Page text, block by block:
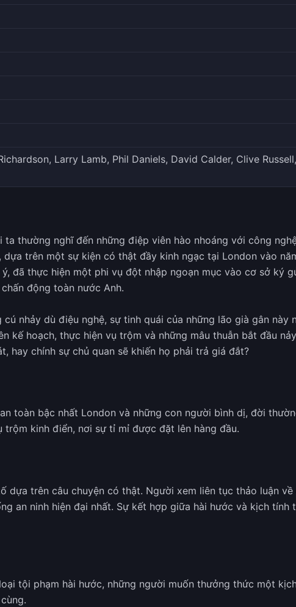
Larry Lamb, Phil Daniels, David Calder, Clive
thường nghĩ đến những điệp viên hào nhoáng với công
trên một sự kiện có thật đầy kinh ngạc tại London vào
đã thực hiện một phi vụ đột nhập ngoạn mục vào cơ sở ký
động toàn nước Anh.
nhảy dù điệu nghệ, sự tinh quái của những lão già gân này
kế hoạch, thực hiện vụ trộm và những mâu thuẫn bắt đầu
hay chính sự chủ quan sẽ khiến họ phải trả giá đắt?
toàn bậc nhất London và những con người bình dị, đời
kinh điển, nơi sự tỉ mỉ được đặt lên hàng đầu.
dựa trên câu chuyện có thật. Người xem liên tục thảo luận
an ninh hiện đại nhất. Sự kết hợp giữa hài hước và kịch tính
tội phạm hài hước, những người muốn thưởng thức một